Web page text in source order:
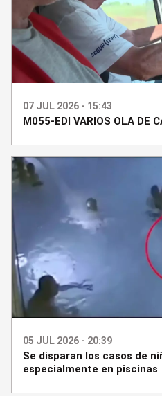
07 JUL 2026 - 15:43
M055-EDI VARIOS OLA DE
05 JUL 2026 - 20:39
Se disparan los casos de
especialmente en piscinas